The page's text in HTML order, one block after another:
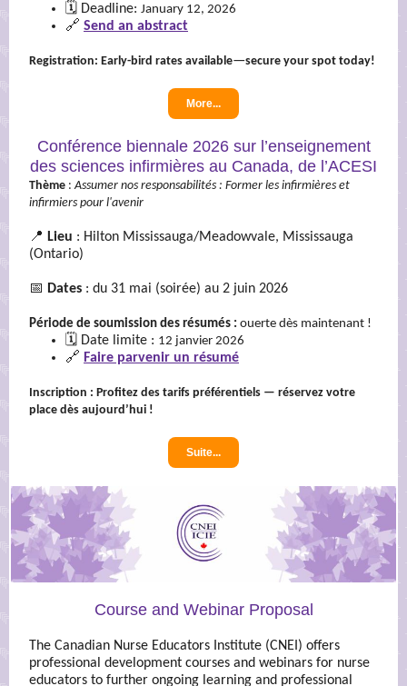
🗓️ Deadline: January 12, 2026
🔗 Send an abstract
Registration: Early-bird rates available—secure your spot today!
More...
Conférence biennale 2026 sur l’enseignement
des sciences infirmières au Canada, de l’ACESI
Thème :Assumer nos responsabilités : Former les infirmières et
infirmiers pour l'avenir
📍 Lieu : Hilton Mississauga/Meadowvale, Mississauga
(Ontario)
📅 Dates : du 31 mai (soirée) au 2 juin 2026
Période de soumission des résumés : ouerte dès maintenant !
🗓️ Date limite : 12 janvier 2026
🔗 Faire parvenir un résumé
Inscription : Profitez des tarifs préférentiels — réservez votre
place dès aujourd’hui !
Suite...
Course and Webinar Proposal
The Canadian Nurse Educators Institute (CNEI) offers
professional development courses and webinars for nurse
educators to further ongoing learning and professional